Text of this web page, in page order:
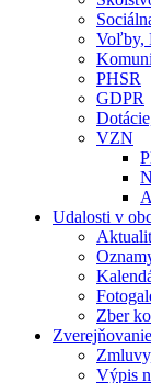
Voľby,
PHSR
GDPR
VZN
Udalosti v
Zber
Zverejňovanie
Výpis